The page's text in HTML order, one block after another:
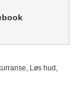
, Løs hud ,